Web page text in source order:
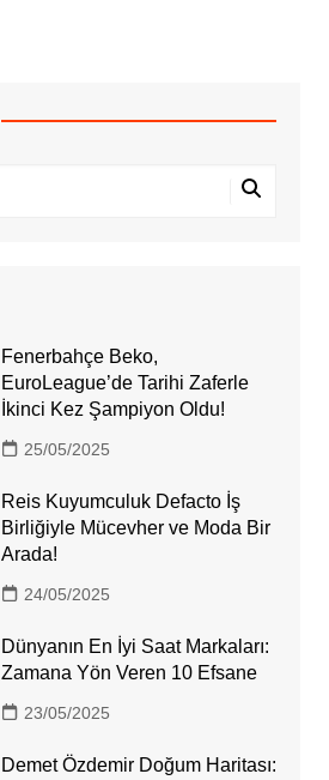
Fenerbahçe Beko,
EuroLeague’de Tarihi Zaferle
İkinci Kez Şampiyon Oldu!
25/05/2025
Reis Kuyumculuk Defacto İş
Birliğiyle Mücevher ve Moda Bir
Arada!
24/05/2025
Dünyanın En İyi Saat Markaları:
Zamana Yön Veren 10 Efsane
23/05/2025
Demet Özdemir Doğum Haritası: